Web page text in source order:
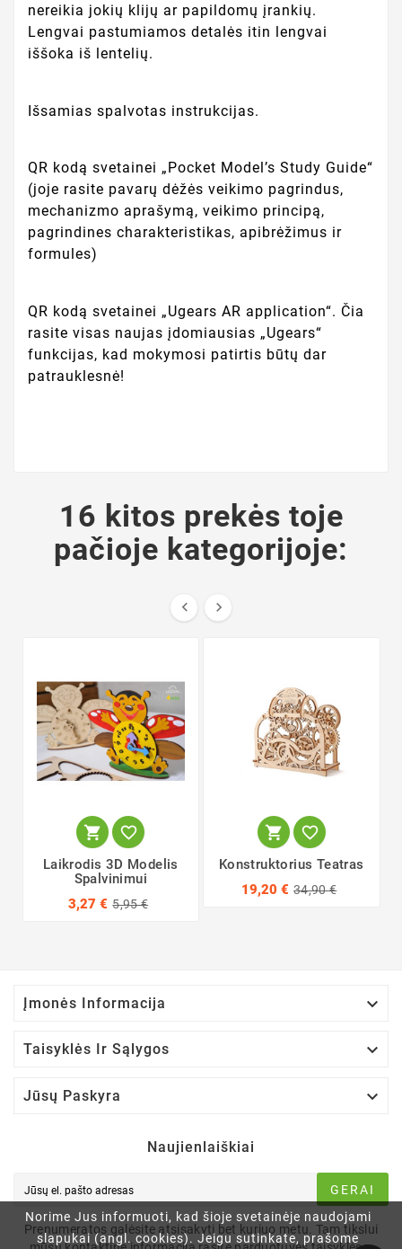
Norime Jus informuoti, kad šioje svetainėje naudojami
slapukai (angl. cookies). Jeigu sutinkate, prašome
nereikia jokių klijų ar papildomų įrankių.
Lengvai pastumiamos detalės itin lengvai
iššoka iš lentelių.
Išsamias spalvotas instrukcijas.
QR kodą svetainei „Pocket Model’s Study Guide“
(joje rasite pavarų dėžės veikimo pagrindus,
mechanizmo aprašymą, veikimo principą,
pagrindines charakteristikas, apibrėžimus ir
formules)
QR kodą svetainei „Ugears AR application“. Čia
rasite visas naujas įdomiausias „Ugears“
funkcijas, kad mokymosi patirtis būtų dar
patrauklesnė!
16 kitos prekės toje
pačioje kategorijoje:
 
 
Laikrodis 3D Modelis
Spalvinimui
3,27 € 5,95 €
 
Konstruktorius Teatras
19,20 € 34,90 €
Įmonės Informacija 
Taisyklės Ir Sąlygos 
Jūsų Paskyra 
Naujienlaiškiai
GERAI
Prenumeratos galėsite atsisakyti bet kuriuo metu. Tam tikslui